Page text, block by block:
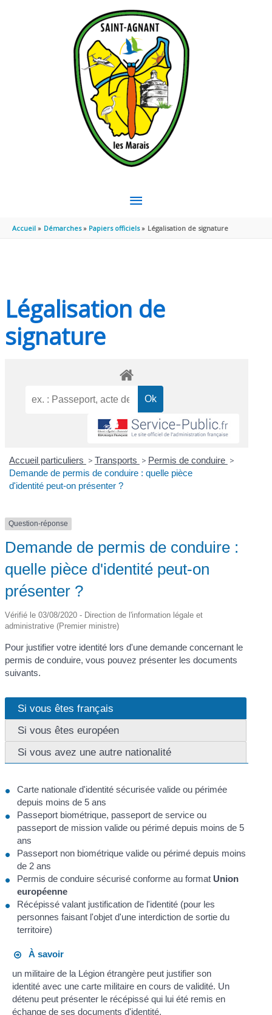
MENU
PRINCIPAL
Accueil Démarches Papiers officiels Légalisation de signature
Légalisation de
signature
Accueil particuliers > Transports > Permis de conduire >
Demande de permis de conduire : quelle pièce
d'identité peut-on présenter ?
Question-réponse
Demande de permis de conduire :
quelle pièce d'identité peut-on
présenter ?
Vérifié le 03/08/2020 - Direction de l'information légale et
administrative (Premier ministre)
Pour justifier votre identité lors d'une demande concernant le
permis de conduire, vous pouvez présenter les documents
suivants.
Si vous êtes français
Si vous êtes européen
Si vous avez une autre nationalité
Carte nationale d'identité sécurisée valide ou périmée
depuis moins de 5 ans
Passeport biométrique, passeport de service ou
passeport de mission valide ou périmé depuis moins de 5
ans
Passeport non biométrique valide ou périmé depuis moins
de 2 ans
Permis de conduire sécurisé conforme au format Union
européenne
Récépissé valant justification de l'identité (pour les
personnes faisant l'objet d'une interdiction de sortie du
territoire)
À savoir
un militaire de la Légion étrangère peut justifier son
identité avec une carte militaire en cours de validité. Un
détenu peut présenter le récépissé qui lui été remis en
échange de ses documents d'identité.